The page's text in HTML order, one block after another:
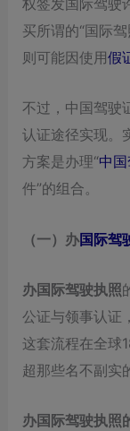
权签发国际驾驶
买所谓的“国际
则可能因使用假
不过，中国驾驶
认证途径实现。
方案是办理“中
件”的组合。
（一）办国际驾
办国际驾驶执照
公证与领事认证
这套流程在全球
超那些名不副实
办国际驾驶执照